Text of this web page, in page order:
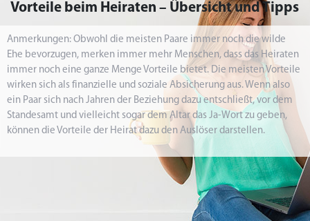
Vorteile beim Heiraten – Übersicht und Tipps
Anmerkungen: Obwohl die meisten Paare immer noch die wilde
Ehe bevorzugen, merken immer mehr Menschen, dass das Heiraten
immer noch eine ganze Menge Vorteile bietet. Die meisten Vorteile
wirken sich als finanzielle und soziale Absicherung aus. Wenn also
ein Paar sich nach Jahren der Beziehung dazu entschließt, vor dem
Standesamt und vielleicht sogar dem Altar das Ja-Wort zu geben,
können die Vorteile der Heirat dazu den Auslöser darstellen.